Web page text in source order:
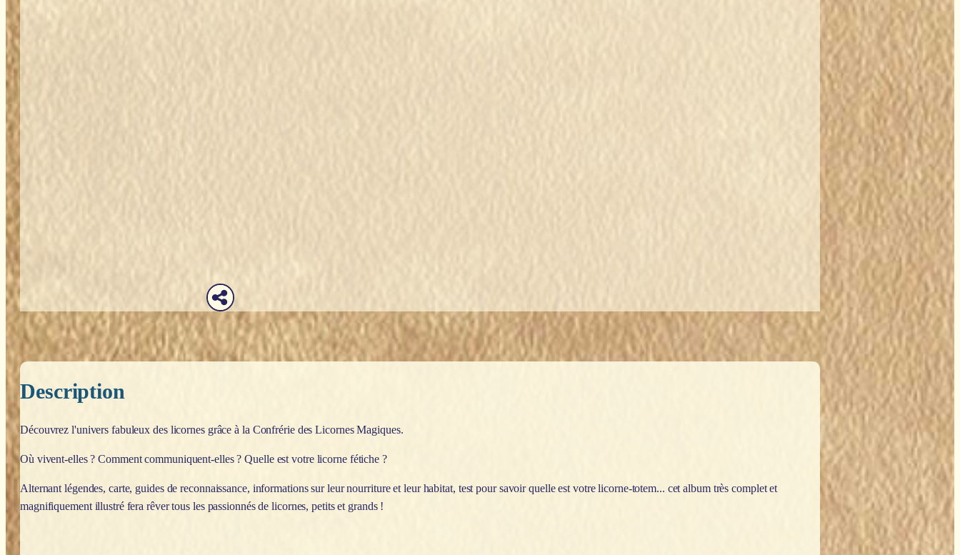
Description
Découvrez l'univers fabuleux des licornes grâce à la Confrérie des Licornes Magiques.
Où vivent-elles ? Comment communiquent-elles ? Quelle est votre licorne fétiche ?
Alternant légendes, carte, guides de reconnaissance, informations sur leur nourriture et leur habitat, test pour savoir quelle est votre licorne-totem... cet album très complet et
magnifiquement illustré fera rêver tous les passionnés de licornes, petits et grands !